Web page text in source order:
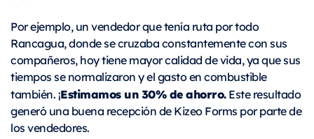
Por ejemplo, un vendedor que tenía ruta por todo
Rancagua, donde se cruzaba constantemente con sus
compañeros, hoy tiene mayor calidad de vida, ya que sus
tiempos se normalizaron y el gasto en combustible
también. ¡Estimamos un 30% de ahorro.Este resultado
generó una buena recepción de Kizeo Forms por parte de
los vendedores.